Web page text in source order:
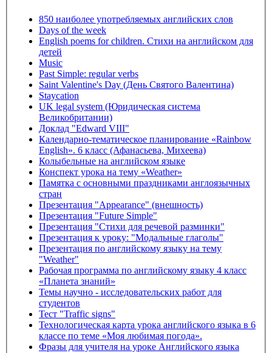
850 наиболее употребляемых английских слов
Days of the week
English poems for children. Стихи на английском для
детей
Music
Past Simple: regular verbs
Saint Valentine's Day (День Святого Валентина)
Staycation
UK legal system (Юридическая система
Великобритании)
Доклад "Edward VIII"
Календарно-тематическое планирование «Rainbow
English». 6 класс (Афанасьева, Михеева)
Колыбельные на английском языке
Конспект урока на тему «Weather»
Памятка с основными праздниками англоязычных
стран
Презентация "Appearance" (внешность)
Презентация "Future Simple"
Презентация "Стихи для речевой разминки"
Презентация к уроку: "Модальные глаголы"
Презентация по английскому языку на тему
"Weather"
Рабочая программа по английскому языку 4 класс
«Планета знаний»
Темы научно - исследовательских работ для
студентов
Тест "Traffic signs"
Технологическая карта урока английского языка в 6
классе по теме «Моя любимая погода».
Фразы для учителя на уроке Английского языка